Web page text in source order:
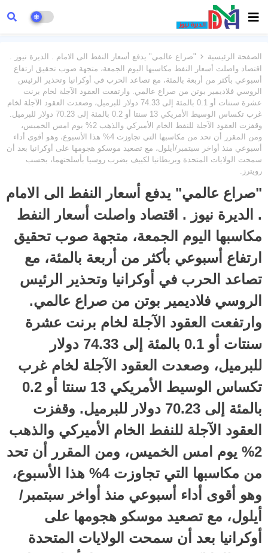
الصفحة الرئيسية
"صراع عالمي" يدفع أسعار النفط الى الامام . الديرة نيوز .
اقتصاد واصلت أسعار النفط مكاسبها اليوم الجمعة، متجهة صوب تحقيق ارتفاع
أسبوعي بأكثر من أربعة بالمئة، مع تصاعد الحرب في أوكرانيا وتحذير الرئيس
الروسي فلاديمير بوتن من صراع عالمي. وارتفعت العقود الآجلة لخام برنت
عشرة سنتات أو 0.1 بالمئة إلى 74.33 دولار للبرميل، وصعدت العقود الآجلة لخام
غرب تكساس الوسيط الأمريكي 13 سنتا أو 0.2 بالمئة إلى 70.23 دولار للبرميل.
وقفزت العقود الآجلة للنفط الخام الأميركي والذهب 2% يوم امس الخميس،
ومن المقرر أن تحد من مكاسبها التي تجاوزت 4% هذا الأسبوع، وهو أقوى أداء
أسبوعي منذ أواخر سبتمبر/أيلول، مع تصعيد موسكو هجومها على أوكرانيا بعد أن
سمحت الولايات المتحدة وبريطانيا لكييف بضرب روسيا بأسلحتهما، بحسب
رويترز.
"صراع عالمي" يدفع أسعار النفط الى الامام
. الديرة نيوز . اقتصاد واصلت أسعار النفط
مكاسبها اليوم الجمعة، متجهة صوب تحقيق
ارتفاع أسبوعي بأكثر من أربعة بالمئة، مع
تصاعد الحرب في أوكرانيا وتحذير الرئيس
الروسي فلاديمير بوتن من صراع عالمي.
وارتفعت العقود الآجلة لخام برنت عشرة
سنتات أو 0.1 بالمئة إلى 74.33 دولار
للبرميل، وصعدت العقود الآجلة لخام غرب
تكساس الوسيط الأمريكي 13 سنتا أو 0.2
بالمئة إلى 70.23 دولار للبرميل. وقفزت
العقود الآجلة للنفط الخام الأميركي والذهب
2% يوم امس الخميس، ومن المقرر أن تحد
من مكاسبها التي تجاوزت 4% هذا الأسبوع،
وهو أقوى أداء أسبوعي منذ أواخر سبتمبر/
أيلول، مع تصعيد موسكو هجومها على
أوكرانيا بعد أن سمحت الولايات المتحدة